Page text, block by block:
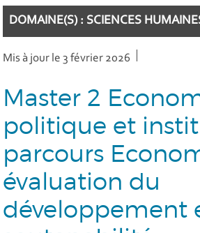
DOMAINE(S) : SCIENCES
Mis à jour le 3 février 2026
Master 2
politique et
parcours
évaluation du
développement